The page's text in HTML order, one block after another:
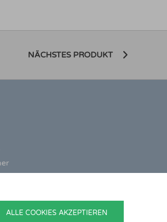
NÄCHSTES PRODUKT
ALLE COOKIES AKZEPTIEREN